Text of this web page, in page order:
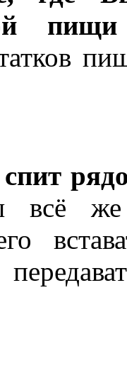
же